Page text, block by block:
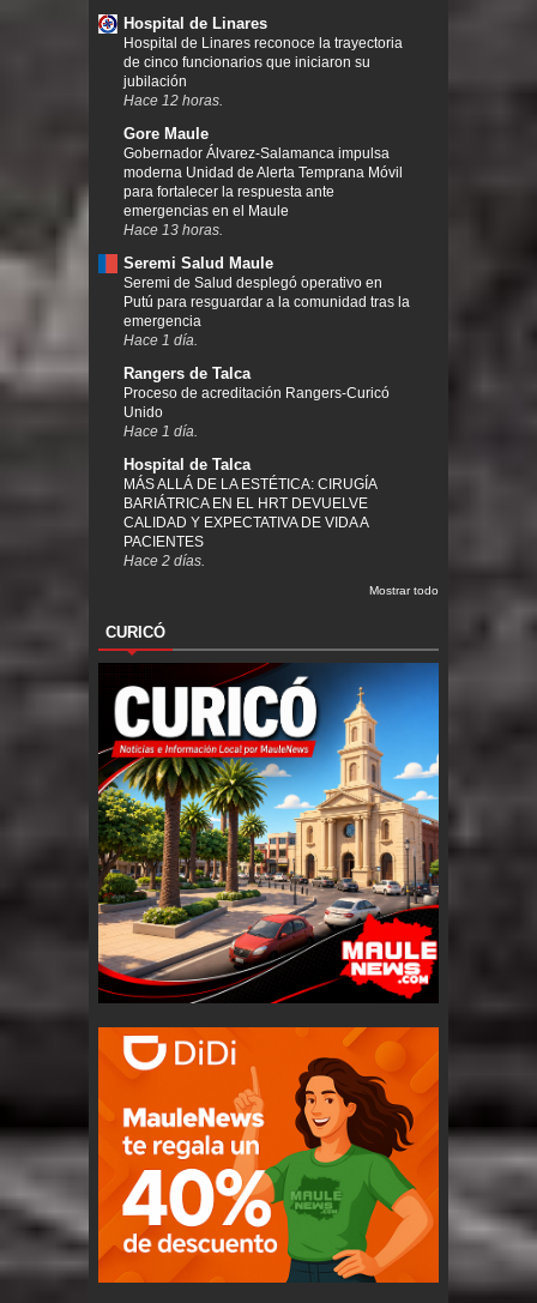
Hospital de Linares
Hospital de Linares reconoce la trayectoria
de cinco funcionarios que iniciaron su
jubilación
Hace 12 horas.
Gore Maule
Gobernador Álvarez-Salamanca impulsa
moderna Unidad de Alerta Temprana Móvil
para fortalecer la respuesta ante
emergencias en el Maule
Hace 13 horas.
Seremi Salud Maule
Seremi de Salud desplegó operativo en
Putú para resguardar a la comunidad tras la
emergencia
Hace 1 día.
Rangers de Talca
Proceso de acreditación Rangers-Curicó
Unido
Hace 1 día.
Hospital de Talca
MÁS ALLÁ DE LA ESTÉTICA: CIRUGÍA
BARIÁTRICA EN EL HRT DEVUELVE
CALIDAD Y EXPECTATIVA DE VIDA A
PACIENTES
Hace 2 días.
Mostrar todo
CURICÓ